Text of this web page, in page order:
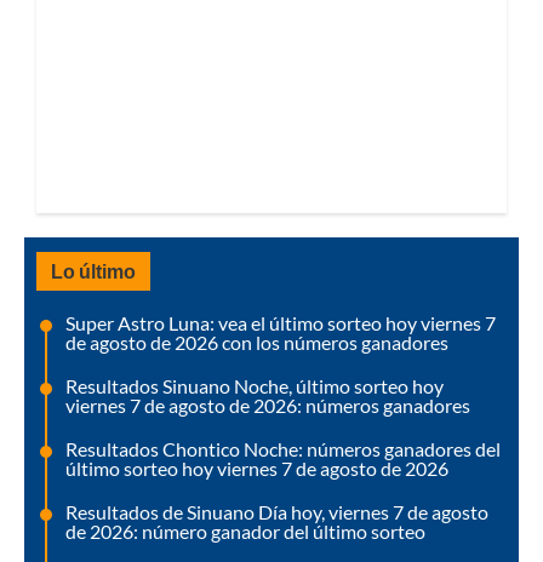
Lo último
Super Astro Luna: vea el último sorteo hoy viernes 7
de agosto de 2026 con los números ganadores
Resultados Sinuano Noche, último sorteo hoy
viernes 7 de agosto de 2026: números ganadores
Resultados Chontico Noche: números ganadores del
último sorteo hoy viernes 7 de agosto de 2026
Resultados de Sinuano Día hoy, viernes 7 de agosto
de 2026: número ganador del último sorteo